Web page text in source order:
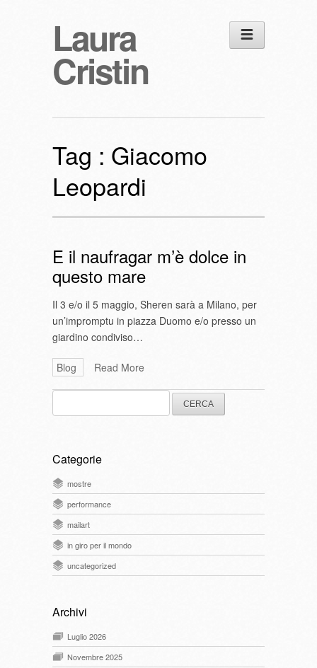
Laura
Cristin
Tag : Giacomo
Leopardi
E il naufragar m’è dolce in
questo mare
Il 3 e/o il 5 maggio, Sheren sarà a Milano, per
un’impromptu in piazza Duomo e/o presso un
giardino condiviso…
Blog Read More
Ricerca
per:
Categorie
mostre
performance
mailart
in giro per il mondo
uncategorized
Archivi
Luglio 2026
Novembre 2025